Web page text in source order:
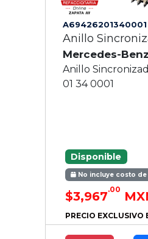
A69426201340001
Anillo
Mercedes-Benz
Anillo
01 34 0001
Disponible
No incluye costo de
$3,967.00
PRECIO EXCLUSIVO